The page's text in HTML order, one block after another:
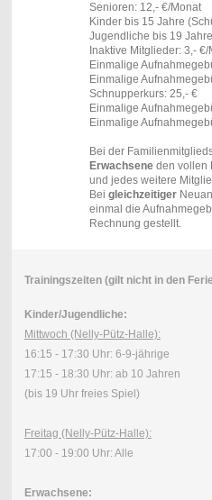
Senioren: 12,- €/Monat
Kinder bis 15 Jahre
Jugendliche bis 19
Inaktive Mitglieder: 3,- €/
Einmalige
Einmalige
Schnupperkurs: 25,- €
Einmalige
Einmalige
Bei der
Erwachseneden vollen
und jedes weitere
Bei gleichzeitiger
einmal die
Rechnung gestellt.
Trainingszeiten (gilt nicht in den
Kinder/Jugendliche:
Mittwoch (Nelly-Pütz-Halle):
16:15 - 17:30 Uhr: 6-9-jährige
17:15 - 18:30 Uhr: ab 10 Jahren
(bis 19 Uhr freies Spiel)
Freitag (Nelly-Pütz-Halle):
17:00 - 19:00 Uhr: Alle
Erwachsene: